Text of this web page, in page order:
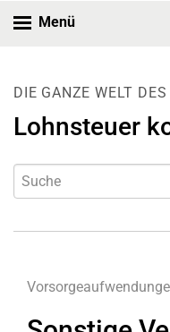
Menü
DIE GANZE WELT
Lohnsteuer